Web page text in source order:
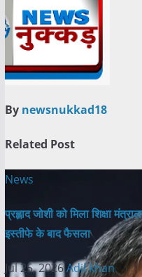
By newsnukkad18
Related Post
News
प्रह्लाद जोशी को मिला शिक्षा
इस्तीफे के बाद फैसला
Jul 25, 2026Adil khan